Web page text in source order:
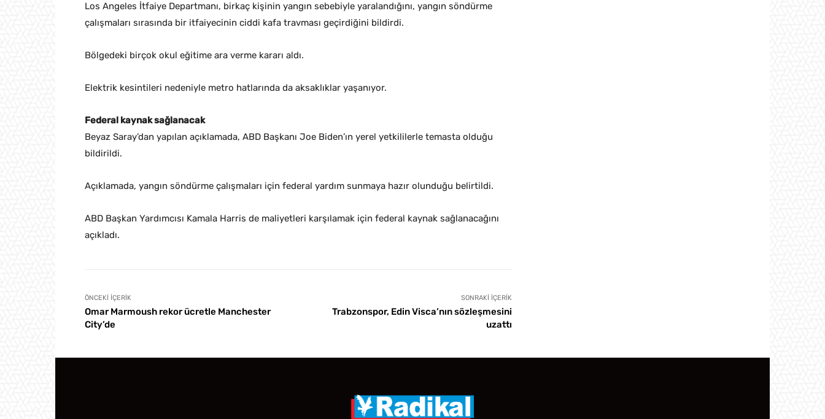
Los Angeles İtfaiye Departmanı, birkaç kişinin yangın sebebiyle yaralandığını, yangın söndürme
çalışmaları sırasında bir itfaiyecinin ciddi kafa travması geçirdiğini bildirdi.
Bölgedeki birçok okul eğitime ara verme kararı aldı.
Elektrik kesintileri nedeniyle metro hatlarında da aksaklıklar yaşanıyor.
Federal kaynak sağlanacak
Beyaz Saray’dan yapılan açıklamada, ABD Başkanı Joe Biden’ın yerel yetkililerle temasta olduğu
bildirildi.
Açıklamada, yangın söndürme çalışmaları için federal yardım sunmaya hazır olunduğu belirtildi.
ABD Başkan Yardımcısı Kamala Harris de maliyetleri karşılamak için federal kaynak sağlanacağını
açıkladı.
ÖNCEKI İÇERIK
Omar Marmoush rekor ücretle Manchester
City’de
SONRAKI İÇERIK
Trabzonspor, Edin Visca’nın sözleşmesini
uzattı